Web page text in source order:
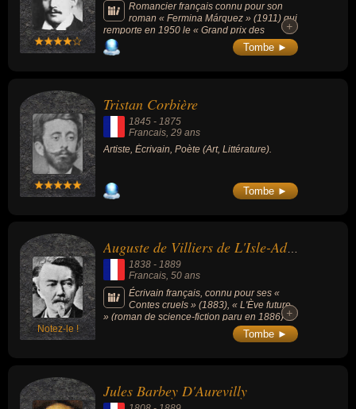
Romancier français connu pour son
roman « Fermina Márquez » (1911) qui
remporte en 1950 le « Grand prix des
Meilleurs romans du demi-siècle » qui place
le livre au nombre des 12 meilleurs romans
+
+
Tombe ►
Tristan Corbière
1845 - 1875
Francais , 29 ans
Artiste, Écrivain, Poète (Art, Littérature).
Tombe ►
Notez-le !
Auguste de Villiers de L'Isle-Adam
1838 - 1889
Francais, 50 ans
Écrivain français, connu pour ses «
Contes cruels » (1883), « L'Ève future
» (roman de science-fiction paru en 1886) et
le drame « Axël » (annonçant le théâtre
+
+
Tombe ►
Jules Barbey D'Aurevilly